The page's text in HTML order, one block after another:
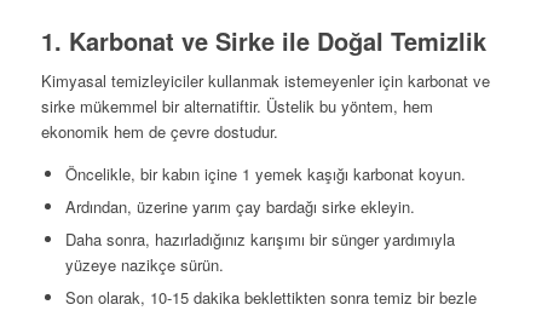
1. Karbonat ve Sirke ile Doğal Temizlik
Kimyasal temizleyiciler kullanmak istemeyenler için karbonat ve
sirke mükemmel bir alternatiftir. Üstelik bu yöntem, hem
ekonomik hem de çevre dostudur.
Öncelikle, bir kabın içine 1 yemek kaşığı karbonat koyun.
Ardından, üzerine yarım çay bardağı sirke ekleyin.
Daha sonra, hazırladığınız karışımı bir sünger yardımıyla
yüzeye nazikçe sürün.
Son olarak, 10-15 dakika beklettikten sonra temiz bir bezle